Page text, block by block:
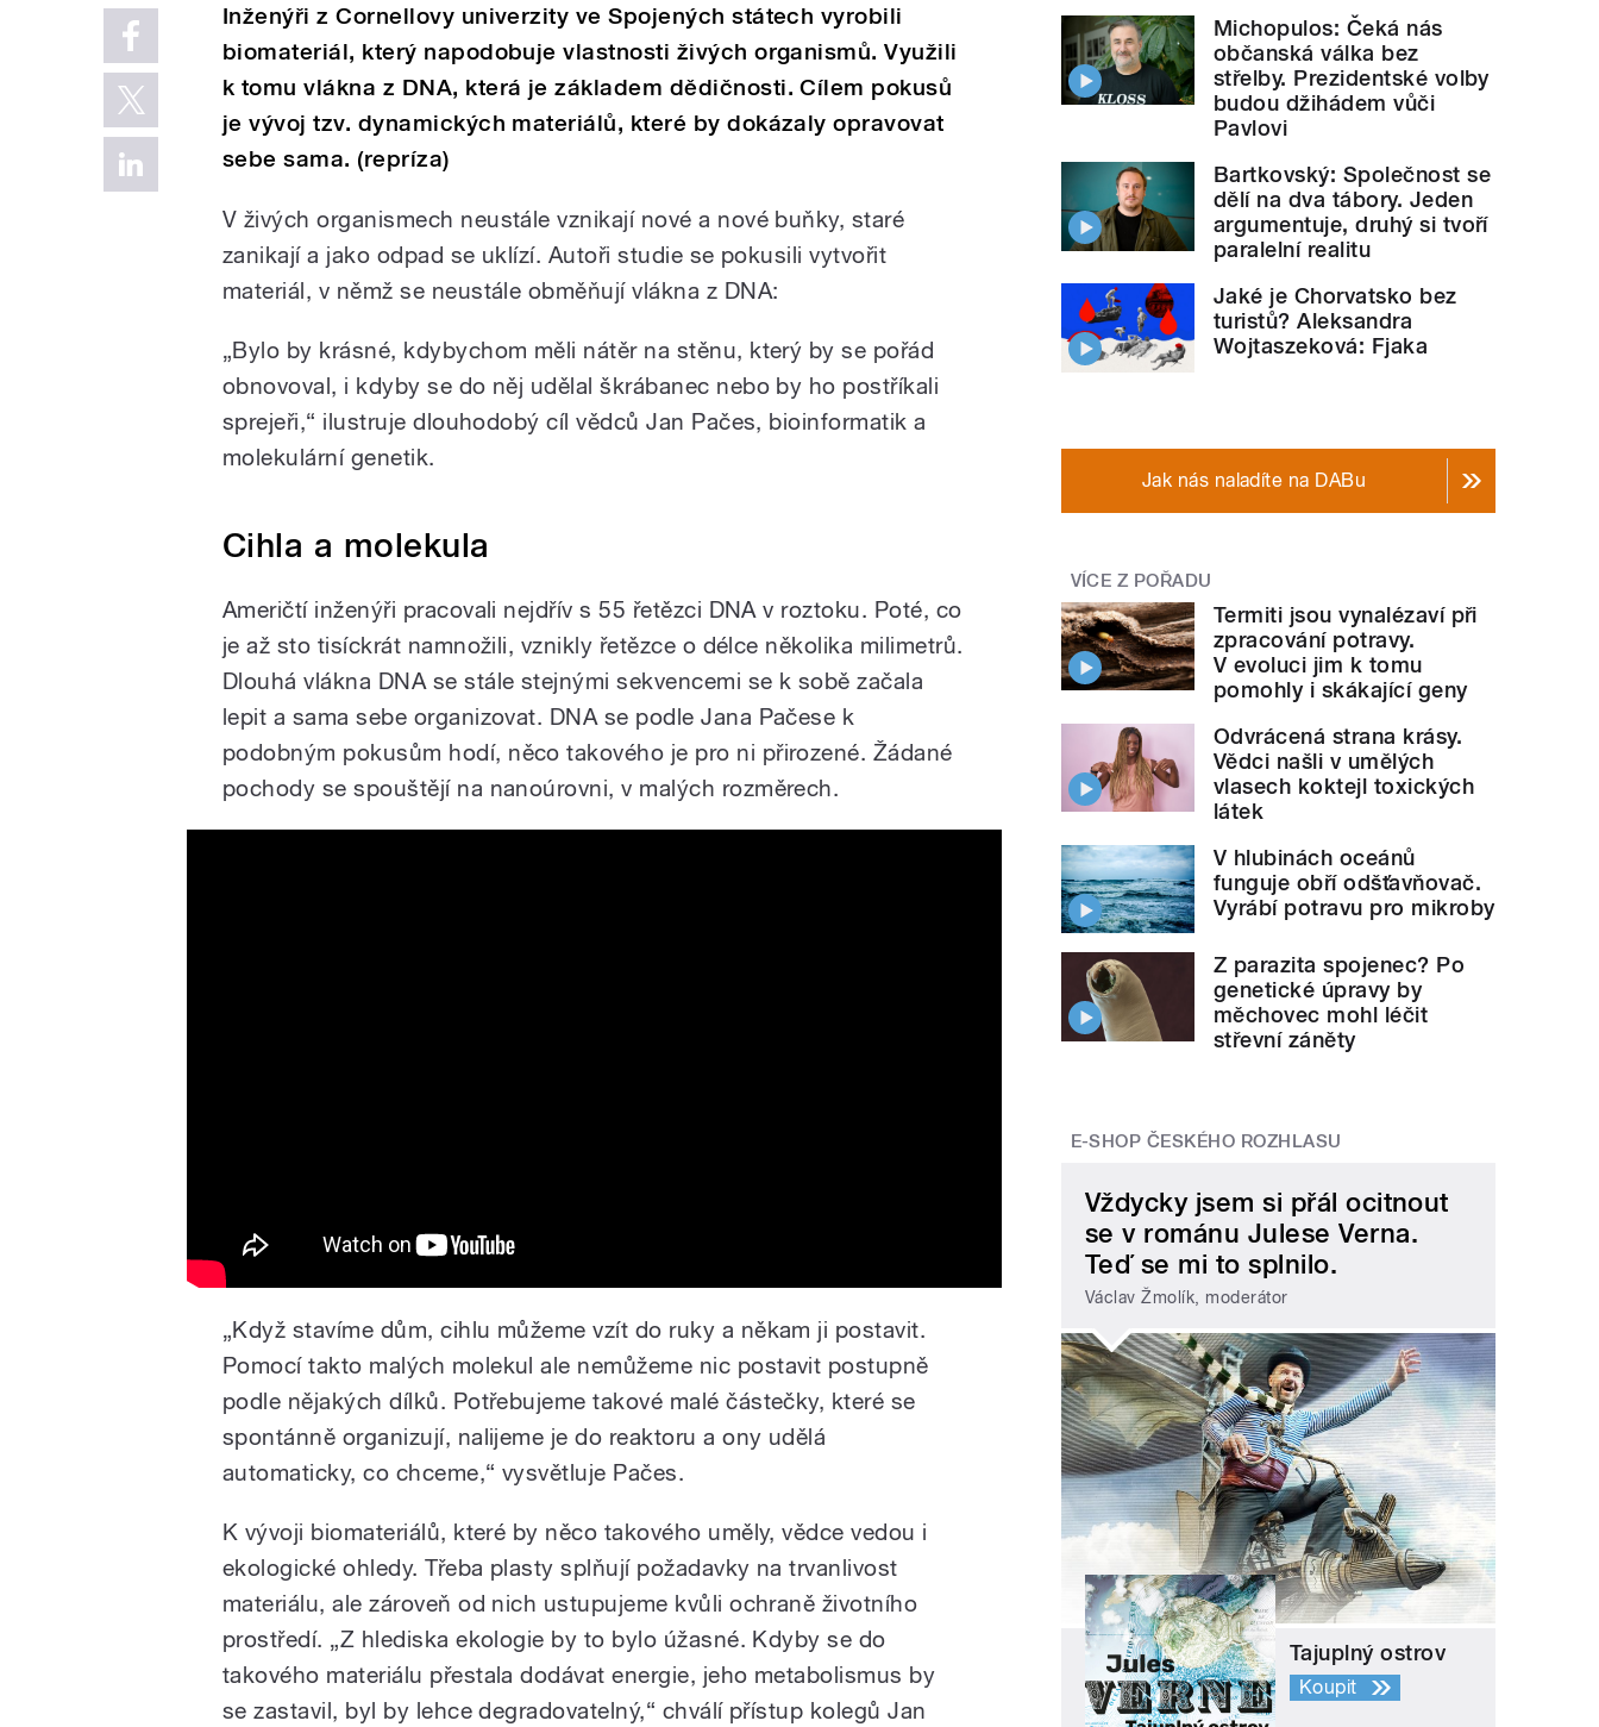
Inženýři z Cornellovy univerzity ve Spojených státech vyrobili
biomateriál, který napodobuje vlastnosti živých organismů. Využili
k tomu vlákna z DNA, která je základem dědičnosti. Cílem pokusů
je vývoj tzv. dynamických materiálů, které by dokázaly opravovat
sebe sama. (repríza)
V živých organismech neustále vznikají nové a nové buňky, staré
zanikají a jako odpad se uklízí. Autoři studie se pokusili vytvořit
materiál, v němž se neustále obměňují vlákna z DNA:
„Bylo by krásné, kdybychom měli nátěr na stěnu, který by se pořád
obnovoval, i kdyby se do něj udělal škrábanec nebo by ho postříkali
sprejeři,“ ilustruje dlouhodobý cíl vědců Jan Pačes, bioinformatik a
molekulární genetik.
Cihla a molekula
Američtí inženýři pracovali nejdřív s 55 řetězci DNA v roztoku. Poté, co
je až sto tisíckrát namnožili, vznikly řetězce o délce několika milimetrů.
Dlouhá vlákna DNA se stále stejnými sekvencemi se k sobě začala
lepit a sama sebe organizovat. DNA se podle Jana Pačese k
podobným pokusům hodí, něco takového je pro ni přirozené. Žádané
pochody se spouštějí na nanoúrovni, v malých rozměrech.
„Když stavíme dům, cihlu můžeme vzít do ruky a někam ji postavit.
Pomocí takto malých molekul ale nemůžeme nic postavit postupně
podle nějakých dílků. Potřebujeme takové malé částečky, které se
spontánně organizují, nalijeme je do reaktoru a ony udělá
automaticky, co chceme,“ vysvětluje Pačes.
K vývoji biomateriálů, které by něco takového uměly, vědce vedou i
ekologické ohledy. Třeba plasty splňují požadavky na trvanlivost
materiálu, ale zároveň od nich ustupujeme kvůli ochraně životního
prostředí. „Z hlediska ekologie by to bylo úžasné. Kdyby se do
takového materiálu přestala dodávat energie, jeho metabolismus by
se zastavil, byl by lehce degradovatelný,“ chválí přístup kolegů Jan
Michopulos: Čeká nás
občanská válka bez
střelby. Prezidentské volby
budou džihádem vůči
Pavlovi
Bartkovský: Společnost se
dělí na dva tábory. Jeden
argumentuje, druhý si tvoří
paralelní realitu
Jaké je Chorvatsko bez
turistů? Aleksandra
Wojtaszeková: Fjaka
Jak nás naladíte na DABu
VÍCE Z POŘADU
Termiti jsou vynalézaví při
zpracování potravy.
V evoluci jim k tomu
pomohly i skákající geny
Odvrácená strana krásy.
Vědci našli v umělých
vlasech koktejl toxických
látek
V hlubinách oceánů
funguje obří odšťavňovač.
Vyrábí potravu pro mikroby
Z parazita spojenec? Po
genetické úpravy by
měchovec mohl léčit
střevní záněty
E-SHOP ČESKÉHO ROZHLASU
Vždycky jsem si přál ocitnout
se v románu Julese Verna.
Teď se mi to splnilo.
Václav Žmolík, moderátor
Tajuplný ostrov
Koupit